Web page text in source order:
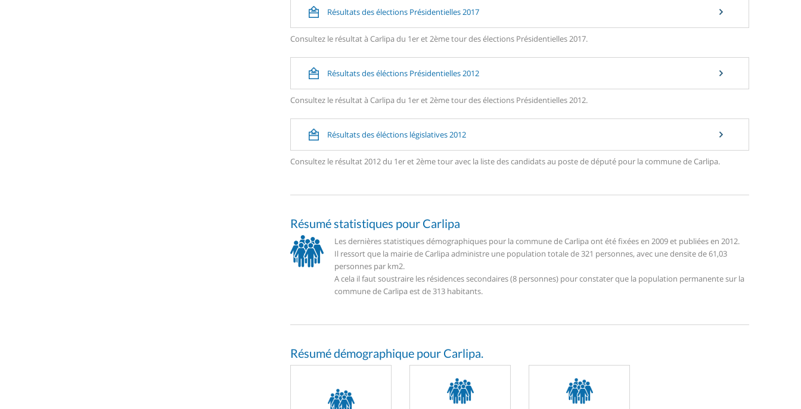
Résultats des élections Présidentielles 2017
Consultez le résultat à Carlipa du 1er et 2ème tour des élections Présidentielles 2017.
Résultats des éléctions Présidentielles 2012
Consultez le résultat à Carlipa du 1er et 2ème tour des élections Présidentielles 2012.
Résultats des éléctions législatives 2012
Consultez le résultat 2012 du 1er et 2ème tour avec la liste des candidats au poste de député pour la commune de Carlipa.
Résumé statistiques pour Carlipa
Les dernières statistiques démographiques pour la commune de Carlipa ont été fixées en 2009 et publiées en 2012.
Il ressort que la mairie de Carlipa administre une population totale de 321 personnes, avec une densite de 61,03
personnes par km2.
A cela il faut soustraire les résidences secondaires (8 personnes) pour constater que la population permanente sur la
commune de Carlipa est de 313 habitants.
Résumé démographique pour Carlipa.